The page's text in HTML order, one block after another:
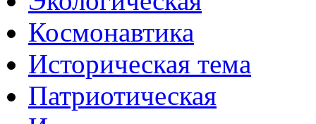
Космонавтика
Историческая тема
Патриотическая